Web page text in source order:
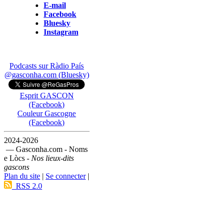
E-mail
Facebook
Bluesky
Instagram
Podcasts sur Ràdio País
@gasconha.com (Bluesky)
Esprit GASCON
(Facebook)
Couleur Gascogne
(Facebook)
2024-2026
— Gasconha.com - Noms
e Lòcs - Nos lieux-dits
gascons
Plan du site | Se connecter|
RSS 2.0